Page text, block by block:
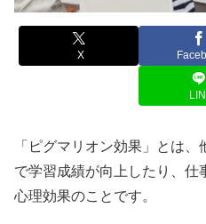
X
「ピグマリオン効果」とは
で学習成績が向上したり、仕
心理効果のことです。